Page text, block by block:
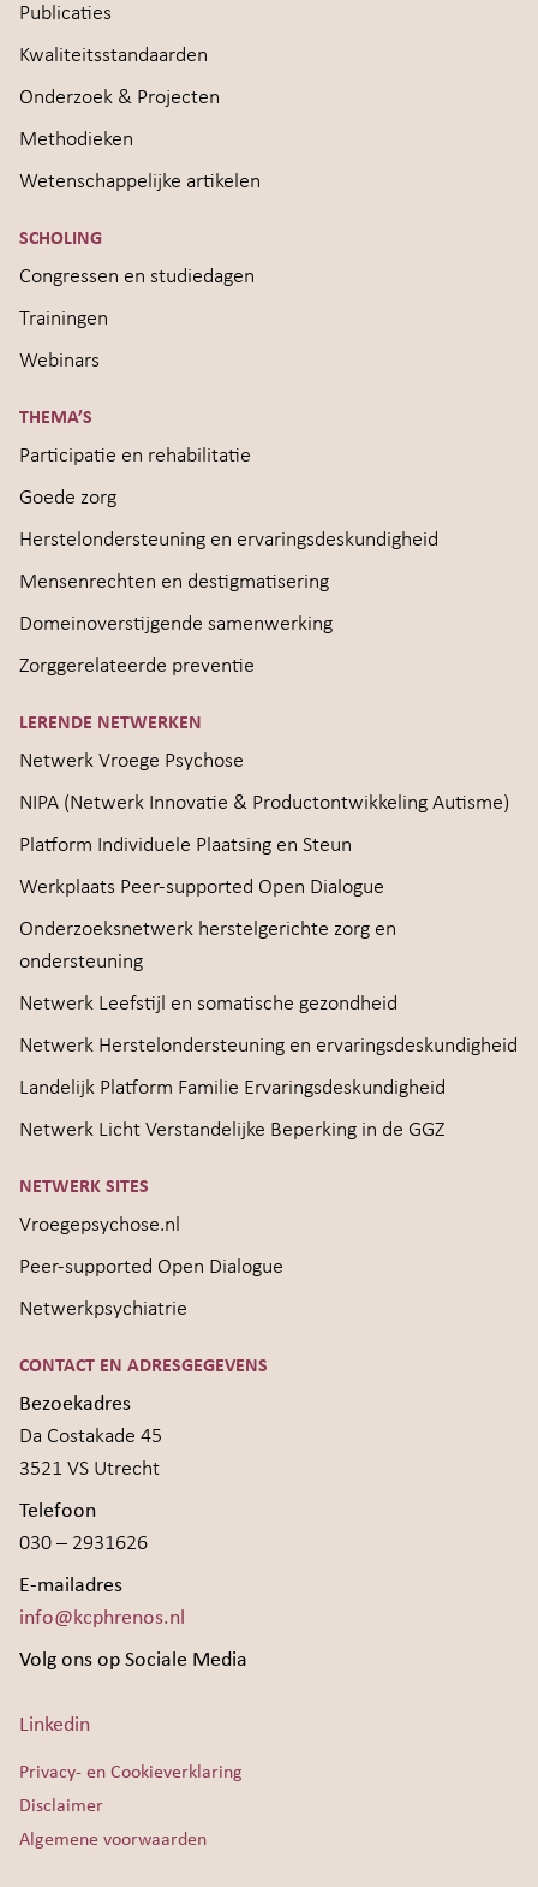
Publicaties
Kwaliteitsstandaarden
Onderzoek & Projecten
Methodieken
Wetenschappelijke artikelen
SCHOLING
Congressen en studiedagen
Trainingen
Webinars
THEMA’S
Participatie en rehabilitatie
Goede zorg
Herstelondersteuning en ervaringsdeskundigheid
Mensenrechten en destigmatisering
Domeinoverstijgende samenwerking
Zorggerelateerde preventie
LERENDE NETWERKEN
Netwerk Vroege Psychose
NIPA (Netwerk Innovatie & Productontwikkeling Autisme)
Platform Individuele Plaatsing en Steun
Werkplaats Peer-supported Open Dialogue
Onderzoeksnetwerk herstelgerichte zorg en
ondersteuning
Netwerk Leefstijl en somatische gezondheid
Netwerk Herstelondersteuning en ervaringsdeskundigheid
Landelijk Platform Familie Ervaringsdeskundigheid
Netwerk Licht Verstandelijke Beperking in de GGZ
NETWERK SITES
Vroegepsychose.nl
Peer-supported Open Dialogue
Netwerkpsychiatrie
CONTACT EN ADRESGEGEVENS
Bezoekadres
Da Costakade 45
3521 VS Utrecht
Telefoon
030 – 2931626
E-mailadres
info@kcphrenos.nl
Volg ons op Sociale Media
Linkedin
Privacy- en Cookieverklaring
Disclaimer
Algemene voorwaarden